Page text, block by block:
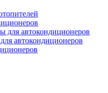
для автокондиционеров
автокондиционеров